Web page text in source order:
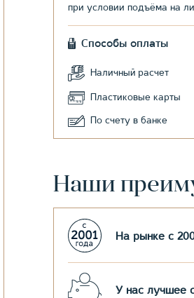
при условии подъёма на
Способы оплаты
Наличный расчет
Пластиковые карты
По счету в банке
Наши
На рынке с
У нас лучшее